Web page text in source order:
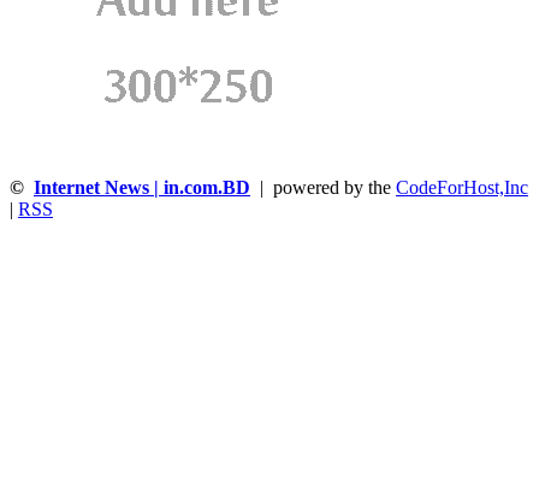
© Internet News | in.com.BD | powered by the CodeForHost,Inc
| RSS